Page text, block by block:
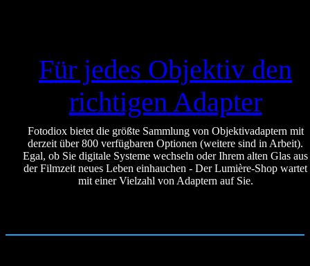
Für jedes Objektiv den
richtigen Adapter
Fotodiox bietet die größte Sammlung von Objektivadaptern mit
derzeit über 800 verfügbaren Optionen (weitere sind in Arbeit).
Egal, ob Sie digitale Systeme wechseln oder Ihrem alten Glas aus
der Filmzeit neues Leben einhauchen - Der Lumière-Shop wartet
mit einer Vielzahl von Adaptern auf Sie.